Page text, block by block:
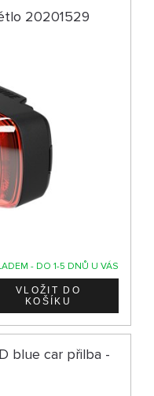
20201529
- DO 1-5 DNŮ U VÁS
blue car přilba -